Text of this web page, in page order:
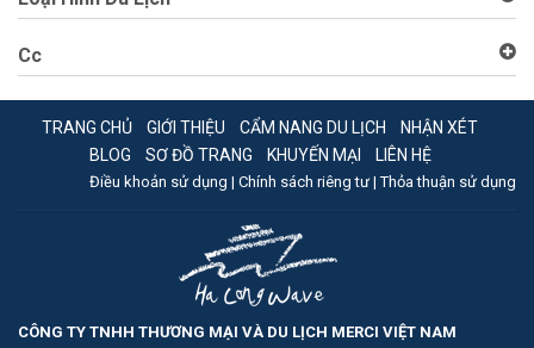
Cc
TRANG CHỦ GIỚI THIỆU CẨM NANG DU LỊCH
NHẬN XÉT
BLOG
SƠ ĐỒ TRANG KHUYẾN MẠI LIÊN HỆ
Điều khoản sử dụng | Chính sách riêng tư |Thỏa thuận sử dụng
CÔNG TY TNHH THƯƠNG MẠI VÀ DU LỊCH MERCI VIỆT NAM